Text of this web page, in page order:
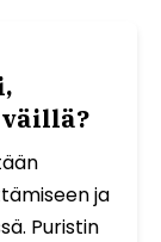
ja
Puristin